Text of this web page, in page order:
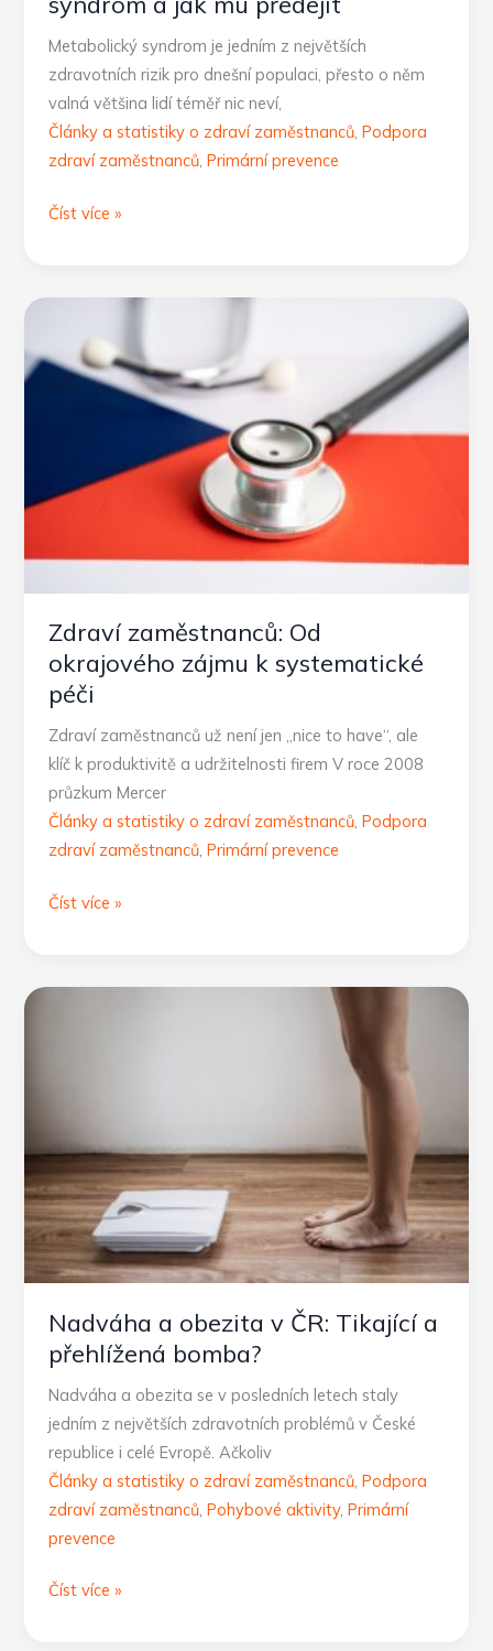
Metabolický syndrom je jedním z největších
zdravotních rizik pro dnešní populaci, přesto o něm
valná většina lidí téměř nic neví,
Články a statistiky o zdraví zaměstnanců,Podpora
zdraví zaměstnanců,Primární prevence
Zdraví
metabolický
a
Číst více »
Zdraví zaměstnanců: Od
okrajového zájmu k systematické
péči
Zdraví zaměstnanců už není jen „nice to have“, ale
klíč k produktivitě a udržitelnosti firem V roce 2008
průzkum Mercer
Články a statistiky o zdraví zaměstnanců,Podpora
zdraví zaměstnanců,Primární prevence
Zdraví
okrajového
Číst více »
Nadváha a obezita v ČR: Tikající a
přehlížená bomba?
Nadváha a obezita se v posledních letech staly
jedním z největších zdravotních problémů v České
republice i celé Evropě. Ačkoliv
Články a statistiky o zdraví zaměstnanců ,Podpora
zdraví zaměstnanců ,Pohybové aktivity,Primární
prevence
Nadváha
Číst více »